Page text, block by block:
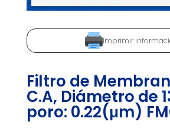
Imprimir
Filtro de
C.A, Diámetro de
poro: 0.22(μm)